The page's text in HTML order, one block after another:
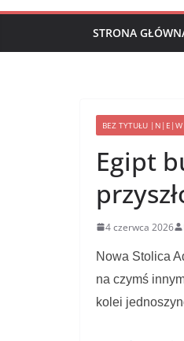
STRONA
BEZ TYTUŁU
Egipt
4 czerwca 2026
Nowa Stolica
na czymś
kolei